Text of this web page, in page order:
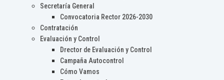
Secretaría General
Convocatoria Rector 2026-2030
Contratación
Evaluación y Control
Drector de Evaluación y Control
Campaña Autocontrol
Cómo Vamos